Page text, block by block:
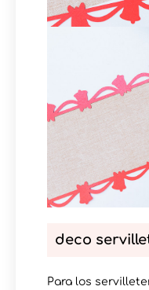
deco
Para los